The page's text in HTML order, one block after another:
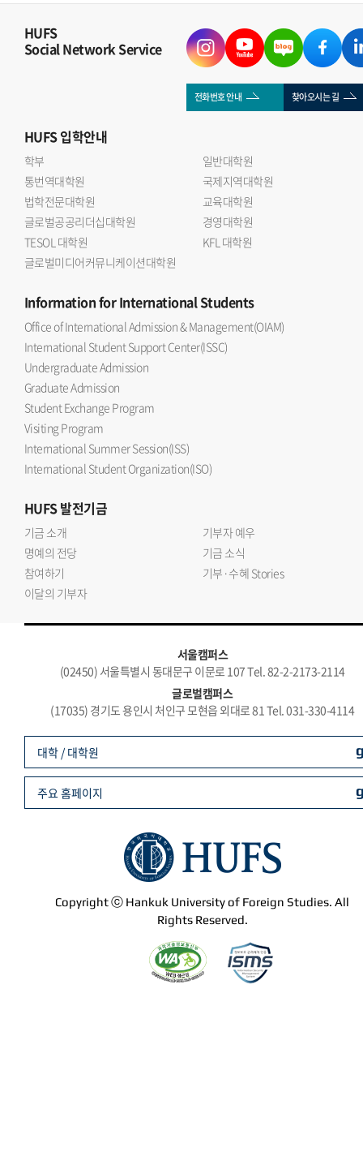
HUFS
Social Network Service
전화번호 안내 찾아오시는 길
HUFS입학안내
학부
일반대학원
통번역대학원
국제지역대학원
법학전문대학원
교육대학원
글로벌공공리더십대학원
경영대학원
TESOL 대학원
KFL 대학원
글로벌미디어커뮤니케이션대학원
Informationfor International Students
Office of International Admission & Management(OIAM)
International Student Support Center(ISSC)
Undergraduate Admission
Graduate Admission
Student Exchange Program
Visiting Program
International Summer Session(ISS)
International Student Organization(ISO)
HUFS발전기금
기금 소개
기부자 예우
명예의 전당
기금 소식
참여하기
기부·수혜 Stories
이달의 기부자
서울캠퍼스
(02450) 서울특별시 동대문구 이문로 107 Tel. 82-2-2173-2114
글로벌캠퍼스
(17035) 경기도 용인시 처인구 모현읍 외대로 81 Tel. 031-330-4114
Copyright ⓒ Hankuk University of Foreign Studies. All
Rights Reserved.
대학 / 대학원
주요 홈페이지